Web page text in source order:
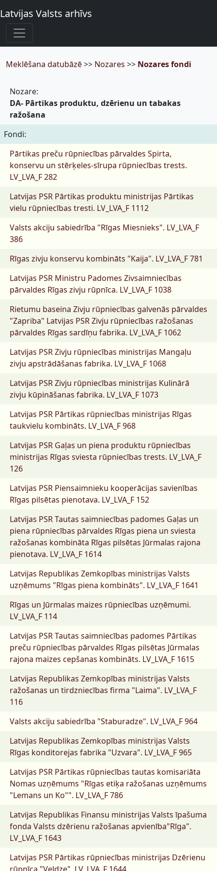
Latvijas Valsts arhīvs
Meklēšana datubāzē>> Nozares >> Nozares fondi
Nozare:
DA- Pārtikas produktu, dzērienu un tabakas
ražošana
Fondi:
Pārtikas preču rūpniecības pārvaldes Spirta,
konservu un stērķeles-sīrupa rūpniecības trests.
LV_LVA_F 282
Latvijas PSR Pārtikas produktu ministrijas Pārtikas
vielu rūpniecības tresti. LV_LVA_F 1112
Valsts akciju sabiedrība "Rīgas Miesnieks". LV_LVA_F
386
Rīgas zivju konservu kombināts "Kaija". LV_LVA_F 781
Latvijas PSR Ministru Padomes Zivsaimniecības
pārvaldes Rīgas zivju rūpnīca. LV_LVA_F 1038
Rietumu baseina Zivju rūpniecības galvenās pārvaldes
"Zapriba" Latvijas PSR Zivju rūpniecības ražošanas
pārvaldes Rīgas sardīņu fabrika. LV_LVA_F 1062
Latvijas PSR Zivju rūpniecības ministrijas Mangaļu
zivju apstrādāšanas fabrika. LV_LVA_F 1068
Latvijas PSR Zivju rūpniecības ministrijas Kulinārā
zivju kūpināšanas fabrika. LV_LVA_F 1073
Latvijas PSR Pārtikas rūpniecības ministrijas Rīgas
taukvielu kombināts. LV_LVA_F 968
Latvijas PSR Gaļas un piena produktu rūpniecības
ministrijas Rīgas sviesta rūpniecības trests. LV_LVA_F
126
Latvijas PSR Piensaimnieku kooperācijas savienības
Rīgas pilsētas pienotava. LV_LVA_F 152
Latvijas PSR Tautas saimniecības padomes Gaļas un
piena rūpniecības pārvaldes Rīgas piena un sviesta
ražošanas kombināta Rīgas pilsētas Jūrmalas rajona
pienotava. LV_LVA_F 1614
Latvijas Republikas Zemkopības ministrijas Valsts
uzņēmums "Rīgas piena kombināts". LV_LVA_F 1641
Rīgas un Jūrmalas maizes rūpniecības uzņēmumi.
LV_LVA_F 114
Latvijas PSR Tautas saimniecības padomes Pārtikas
preču rūpniecības pārvaldes Rīgas pilsētas Jūrmalas
rajona maizes cepšanas kombināts. LV_LVA_F 1615
Latvijas Republikas Zemkopības ministrijas Valsts
ražošanas un tirdzniecības firma "Laima". LV_LVA_F
116
Valsts akciju sabiedrība "Staburadze". LV_LVA_F 964
Latvijas Republikas Zemkopības ministrijas Valsts
Rīgas konditorejas fabrika "Uzvara". LV_LVA_F 965
Latvijas PSR Pārtikas rūpniecības tautas komisariāta
Nomas uzņēmums "Rīgas etiķa ražošanas uzņēmums
"Lemans un Ko"". LV_LVA_F 786
Latvijas Republikas Finansu ministrijas Valsts īpašuma
fonda Valsts dzērienu ražošanas apvienība"Rīga".
LV_LVA_F 1643
Latvijas PSR Pārtikas rūpniecības ministrijas Dzērienu